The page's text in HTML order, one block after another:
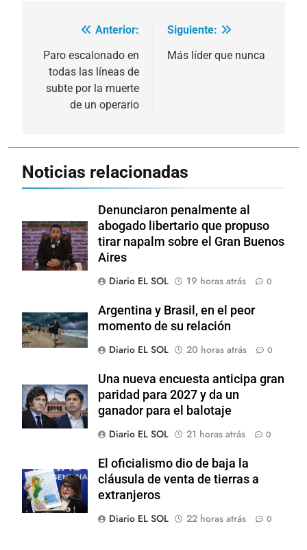
Navegación
de
entradas
Anterior:
Paro escalonado en
todas las líneas de
subte por la muerte
de un operario
Siguiente:
Más líder que nunca
Noticias relacionadas
Denunciaron penalmente al
abogado libertario que propuso
tirar napalm sobre el Gran Buenos
Aires
Diario EL SOL
19 horas atrás 0
Argentina y Brasil, en el peor
momento de su relación
Diario EL SOL
20 horas atrás 0
Una nueva encuesta anticipa gran
paridad para 2027 y da un
ganador para el balotaje
Diario EL SOL
21 horas atrás 0
El oficialismo dio de baja la
cláusula de venta de tierras a
extranjeros
Diario EL SOL
22 horas atrás 0